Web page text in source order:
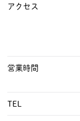
アクセス
営業時間
TEL